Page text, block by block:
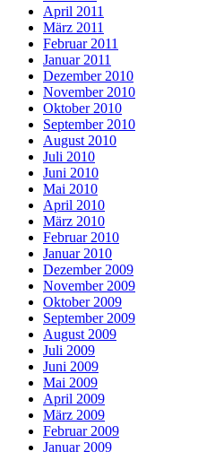
April 2011
März 2011
Februar 2011
Januar 2011
Dezember 2010
November 2010
Oktober 2010
September 2010
August 2010
Juli 2010
Juni 2010
Mai 2010
April 2010
März 2010
Februar 2010
Januar 2010
Dezember 2009
November 2009
Oktober 2009
September 2009
August 2009
Juli 2009
Juni 2009
Mai 2009
April 2009
März 2009
Februar 2009
Januar 2009